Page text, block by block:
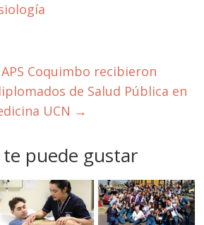
Coquimbo recibieron
de Salud Pública en
UCN →
puede gustar